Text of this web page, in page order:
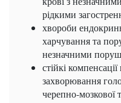
рідкими
хвороби
харчування та
незначними
стійкі
захворювання
черепно-мозкової